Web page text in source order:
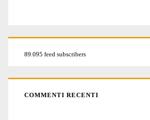
89.095 feed subscribers
COMMENTI RECENTI